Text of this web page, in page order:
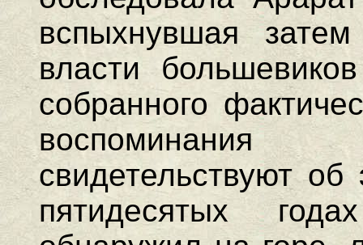
вспыхнувшая
власти
собранного
воспоминания
свидетельствуют
пятидесятых